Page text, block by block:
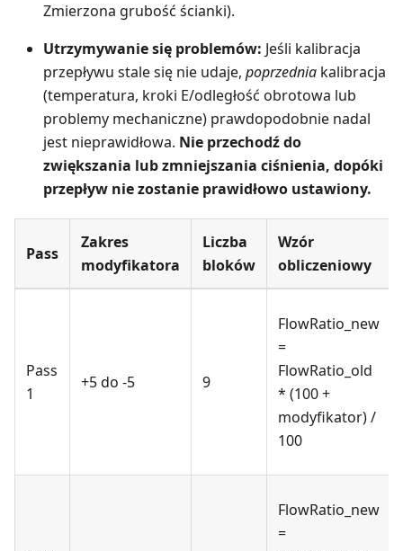
Zmierzona grubość ścianki).
Utrzymywanie się problemów: Jeśli kalibracja
przepływu stale się nie udaje, poprzednia kalibracja
(temperatura, kroki E/odległość obrotowa lub
problemy mechaniczne) prawdopodobnie nadal
jest nieprawidłowa. Nie przechodź do
zwiększania lub zmniejszania ciśnienia, dopóki
przepływ nie zostanie prawidłowo ustawiony.
Pass
Zakres
modyfikatora
Liczba
bloków
Wzór
obliczeniowy
Pass
1
+5 do -5 9
FlowRatio_new
=
FlowRatio_old
* (100 +
modyfikator) /
100
FlowRatio_new
=